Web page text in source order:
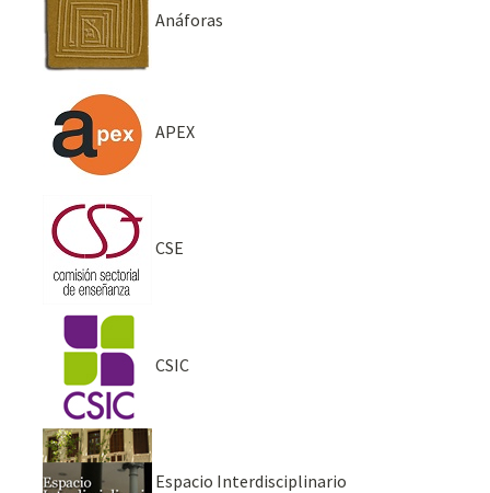
Anáforas
APEX
CSE
CSIC
Espacio Interdisciplinario